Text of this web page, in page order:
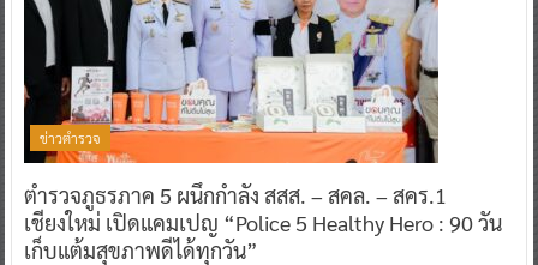
ข่าวตำรวจ
ตำรวจภูธรภาค 5 ผนึกกำลัง สสส. – สคล. – สคร.1
เชียงใหม่ เปิดแคมเปญ “Police 5 Healthy Hero : 90 วัน
เก็บแต้มสุขภาพดีได้ทุกวัน”